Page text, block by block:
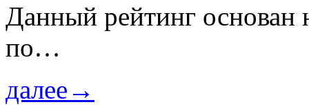
Данный рейтинг основан
по…
далее→